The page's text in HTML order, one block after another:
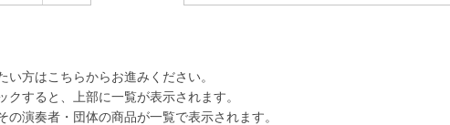
方はこちらからお進みください。
すると、上部に一覧が表示されます。
演奏者・団体の商品が一覧で表示されます。